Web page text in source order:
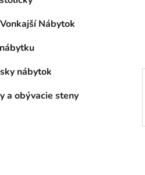
Nábytok
nábytok
a obývacie steny